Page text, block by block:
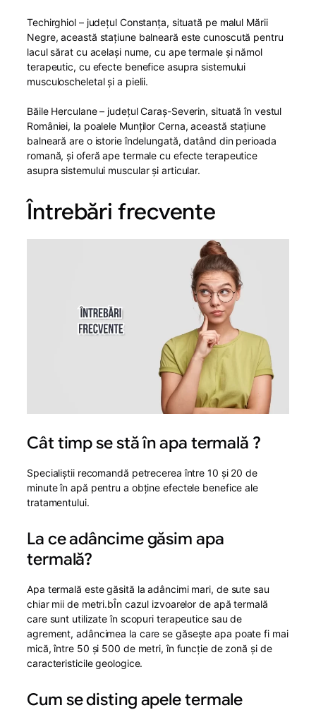
Techirghiol – județul Constanța, situată pe malul Mării
Negre, această stațiune balneară este cunoscută pentru
lacul sărat cu același nume, cu ape termale și nămol
terapeutic, cu efecte benefice asupra sistemului
musculoscheletal și a pielii.
Băile Herculane – județul Caraș-Severin, situată în vestul
României, la poalele Munților Cerna, această stațiune
balneară are o istorie îndelungată, datând din perioada
romană, și oferă ape termale cu efecte terapeutice
asupra sistemului muscular și articular.
Întrebări frecvente
Cât timp se stă în apa termală ?
Specialiștii recomandă petrecerea între 10 și 20 de
minute în apă pentru a obține efectele benefice ale
tratamentului.
La ce adâncime găsim apa
termală?
Apa termală este găsită la adâncimi mari, de sute sau
chiar mii de metri.bÎn cazul izvoarelor de apă termală
care sunt utilizate în scopuri terapeutice sau de
agrement, adâncimea la care se găsește apa poate fi mai
mică, între 50 și 500 de metri, în funcție de zonă și de
caracteristicile geologice.
Cum se disting apele termale